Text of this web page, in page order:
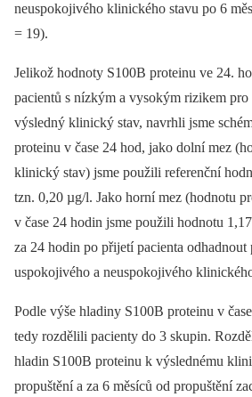
neuspokojivého klinického stavu po 6
= 19).
Jelikož hodnoty S100B proteinu ve 24.
pacientů s nízkým a vysokým rizikem pro
výsledný klinický stav, navrhli jsme
proteinu v čase 24 hod, jako dolní mez
klinický stav) jsme použili referenční
tzn. 0,20 µg/l. Jako horní mez (hodnotu
v čase 24 hodin jsme použili hodnotu
za 24 hodin po přijetí pacienta odhadnout
uspokojivého a neuspokojivého
Podle výše hladiny S100B proteinu v
tedy rozdělili pacienty do 3 skupin.
hladin S100B proteinu k výslednému
propuštění a za 6 měsíců od propuštění